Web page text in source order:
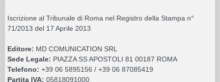
Iscrizione al Tribunale di Roma nel Registro della Stampa n°
71/2013 del 17 Aprile 2013
Editore: MD COMUNICATION SRL
Sede Legale: PIAZZA SS APOSTOLI 81 00187 ROMA
Telefono: +39 06 5895156 / +39 06 87085419
Partita IVA: 05818091000